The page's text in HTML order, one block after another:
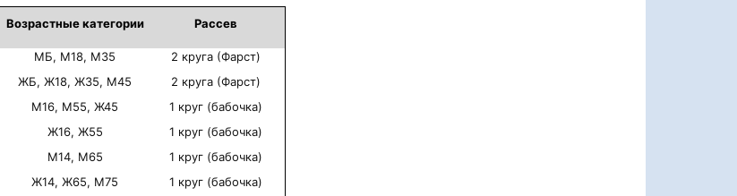
Возрастные категории Рассев
МБ, М18, М35
2 круга (Фарст)
ЖБ, Ж18, Ж35, М45
2 круга (Фарст)
М16, М55, Ж45
1 круг (бабочка)
Ж16, Ж55
1 круг (бабочка)
М14, М65
1 круг (бабочка)
Ж14, Ж65, М75 1 круг (бабочка)